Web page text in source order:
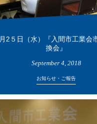
2５日（水）『入間市工業会
換会』
September 4, 2018
お知らせ・ご報告